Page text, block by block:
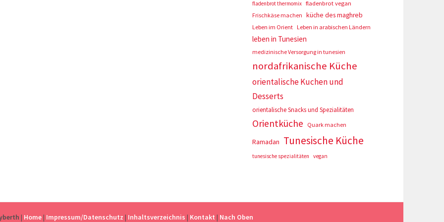
fladenbrot thermomix fladenbrot vegan
Frischkäse machen küche des maghreb
Leben im Orient Leben in arabischen Ländern
leben in Tunesien
medizinische Versorgung in tunesien
nordafrikanische Küche
orientalische Kuchen und
Desserts
orientalische Snacks und Spezialitäten
Orientküche Quark machen
Ramadan Tunesische Küche
tunesische spezialitäten vegan
| Home| Impressum/Datenschutz | Inhaltsverzeichnis | Kontakt | Nach Oben